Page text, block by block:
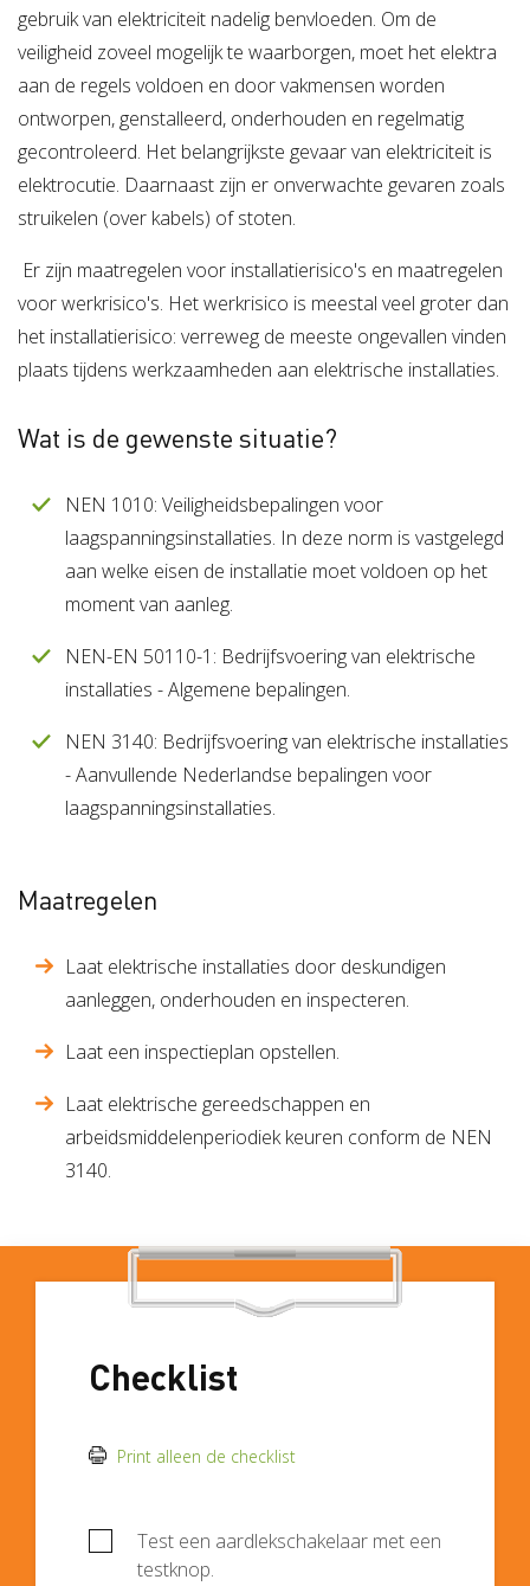
gebruik van elektriciteit nadelig benvloeden. Om de
veiligheid zoveel mogelijk te waarborgen, moet het elektra
aan de regels voldoen en door vakmensen worden
ontworpen, genstalleerd, onderhouden en regelmatig
gecontroleerd. Het belangrijkste gevaar van elektriciteit is
elektrocutie. Daarnaast zijn er onverwachte gevaren zoals
struikelen (over kabels) of stoten.
Er zijn maatregelen voor installatierisico's en maatregelen
voor werkrisico's. Het werkrisico is meestal veel groter dan
het installatierisico: verreweg de meeste ongevallen vinden
plaats tijdens werkzaamheden aan elektrische installaties.
Wat is de gewenste situatie?
NEN 1010: Veiligheidsbepalingen voor
laagspanningsinstallaties. In deze norm is vastgelegd
aan welke eisen de installatie moet voldoen op het
moment van aanleg.
NEN-EN 50110-1: Bedrijfsvoering van elektrische
installaties - Algemene bepalingen.
NEN 3140: Bedrijfsvoering van elektrische installaties
- Aanvullende Nederlandse bepalingen voor
laagspanningsinstallaties.
Maatregelen
Laat elektrische installaties door deskundigen
aanleggen, onderhouden en inspecteren.
Laat een inspectieplan opstellen.
Laat elektrische gereedschappen en
arbeidsmiddelenperiodiek keuren conform de NEN
3140.
Checklist
Print alleen de checklist
Test een aardlekschakelaar met een
testknop.